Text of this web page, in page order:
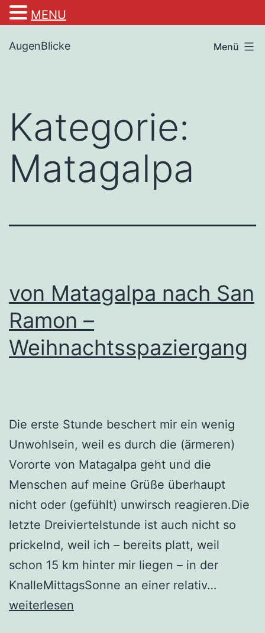
Inhalt
AugenBlicke Menü
Kategorie:
Matagalpa
von Matagalpa nach San
Ramon –
Weihnachtsspaziergang
Die erste Stunde beschert mir ein wenig
Unwohlsein, weil es durch die (ärmeren)
Vororte von Matagalpa geht und die
Menschen auf meine Grüße überhaupt
nicht oder (gefühlt) unwirsch reagieren.Die
letzte Dreiviertelstunde ist auch nicht so
prickelnd, weil ich – bereits platt, weil
schon 15 km hinter mir liegen – in der
KnalleMittagsSonne an einer relativ…
weiterlesen
MENU